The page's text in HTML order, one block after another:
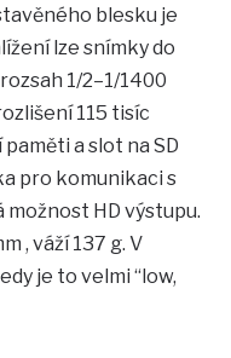
blesku je
lze snímky do
1/2–1/1400
115 tisíc
a slot na SD
pro komunikaci s
HD výstupu.
, váží 137 g. V
je to velmi “low,